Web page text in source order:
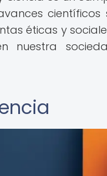
éticas y
nuestra